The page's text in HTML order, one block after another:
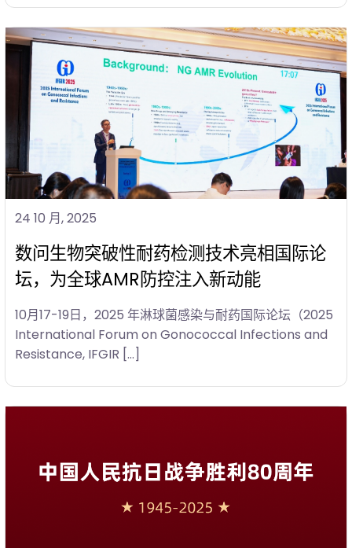
24 10 月, 2025
数问生物突破性耐药检测技术亮相国际论
坛，为全球AMR防控注入新动能
10月17-19日，2025 年淋球菌感染与耐药国际论坛（2025
International Forum on Gonococcal Infections and
Resistance, IFGIR […]